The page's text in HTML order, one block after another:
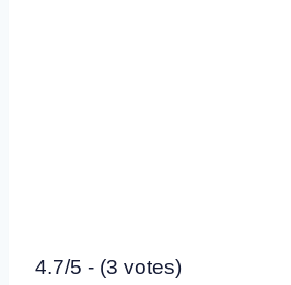
4.7/5 - (3 votes)